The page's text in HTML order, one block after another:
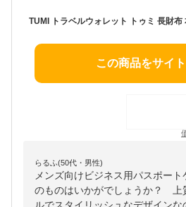
この商品をサイ
らるふ(50代・男性)
メンズ向けビジネス用パスポー
のものはいかがでしょうか？ 上